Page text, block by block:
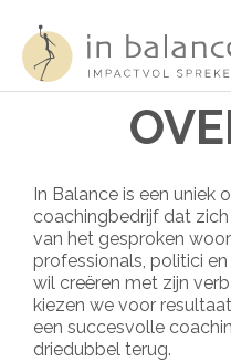
naar
inhoud
In Balance is een uniek
coachingbedrijf dat
van het gesproken
professionals, politici
wil creëren met zijn
kiezen we voor
een succesvolle
driedubbel terug.